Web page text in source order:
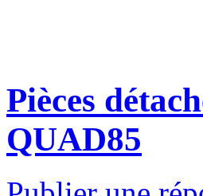
Pièces
QUAD85